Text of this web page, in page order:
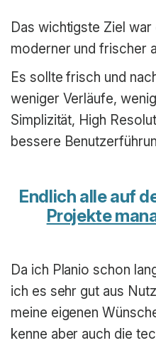
Das wichtigste Ziel war
moderner und frischer
Es sollte frisch und
weniger Verläufe,
Simplizität, High
bessere
Endlich alle auf
Projekte
Da ich Planio schon
ich es sehr gut aus
meine eigenen
kenne aber auch die